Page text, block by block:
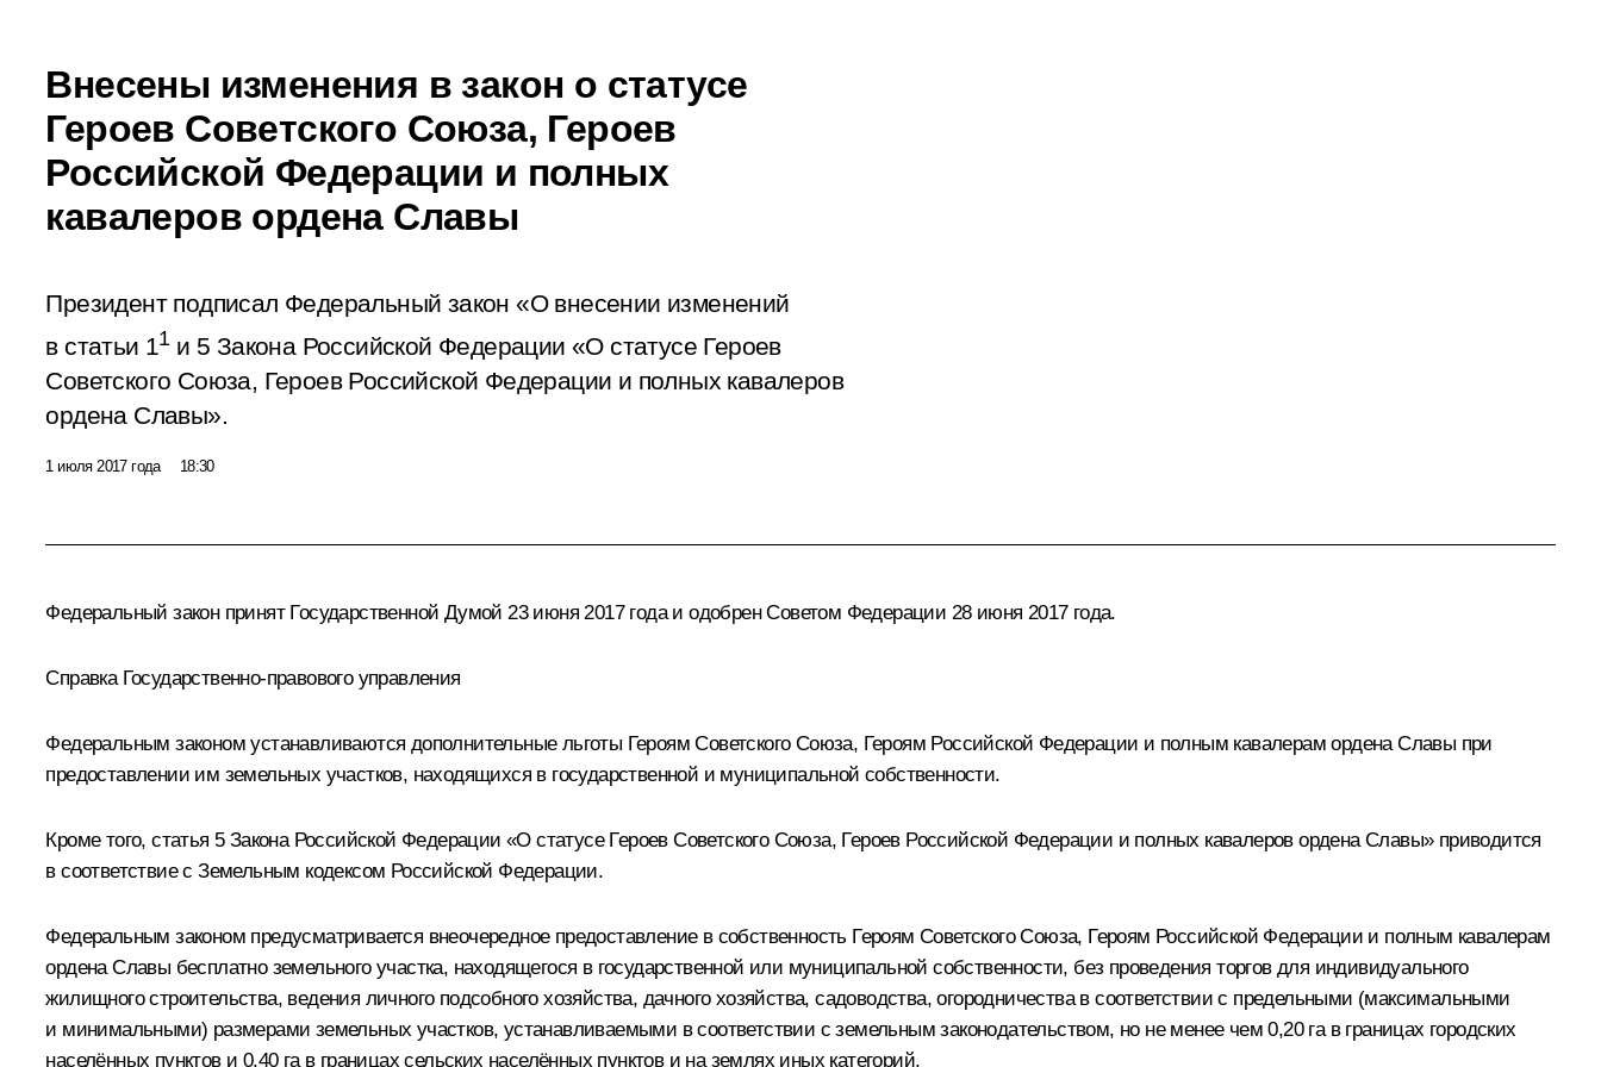
Внесены изменения в закон о статусе
Героев Советского Союза, Героев
Российской Федерации и полных
кавалеров ордена Славы
Президент подписал Федеральный закон «О внесении изменений
в статьи 11и 5 Закона Российской Федерации «О статусе Героев
Советского Союза, Героев Российской Федерации и полных кавалеров
ордена Славы».
1 июля 2017 года 18:30
Федеральный закон принят Государственной Думой 23 июня 2017 года и одобрен Советом Федерации 28 июня 2017 года.
Справка Государственно-правового управления
Федеральным законом устанавливаются дополнительные льготы Героям Советского Союза, Героям Российской Федерации и полным кавалерам ордена Славы при
предоставлении им земельных участков, находящихся в государственной и муниципальной собственности.
Кроме того, статья 5 Закона Российской Федерации «О статусе Героев Советского Союза, Героев Российской Федерации и полных кавалеров ордена Славы» приводится
в соответствие с Земельным кодексом Российской Федерации.
Федеральным законом предусматривается внеочередное предоставление в собственность Героям Советского Союза, Героям Российской Федерации и полным кавалерам
ордена Славы бесплатно земельного участка, находящегося в государственной или муниципальной собственности, без проведения торгов для индивидуального
жилищного строительства, ведения личного подсобного хозяйства, дачного хозяйства, садоводства, огородничества в соответствии с предельными (максимальными
и минимальными) размерами земельных участков, устанавливаемыми в соответствии с земельным законодательством, но не менее чем 0,20 га в границах городских
населённых пунктов и 0,40 га в границах сельских населённых пунктов и на землях иных категорий.